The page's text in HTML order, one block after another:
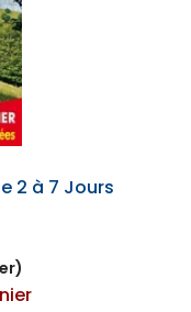
2 à 7 Jours